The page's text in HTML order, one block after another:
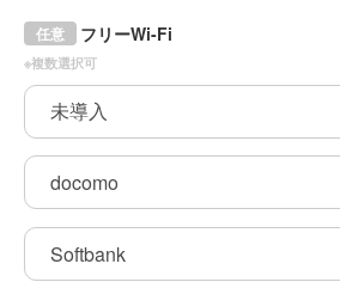
フリーWi-Fi
任意
※複数選択可
未導入
docomo
Softbank